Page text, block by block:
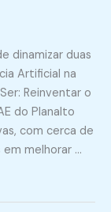
dinamizar duas
Artificial na
Reinventar o
do Planalto
com cerca de
melhorar …